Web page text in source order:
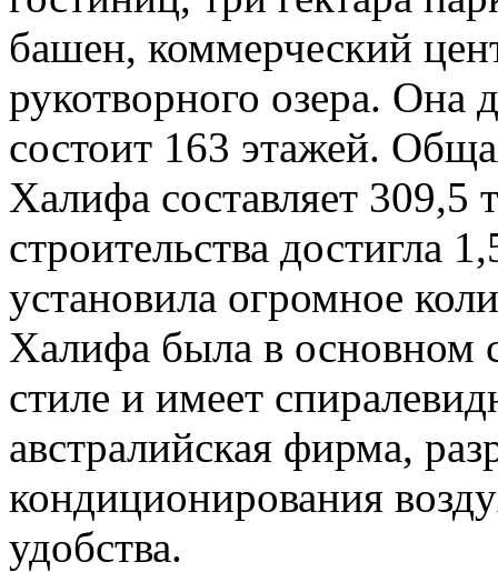
башен, коммерческий
рукотворного озера. Она
состоит 163 этажей.
Халифа составляет 309,5
строительства
установила огромное
Халифа была в основном
стиле и имеет
австралийская фирма,
кондиционирования
удобства.